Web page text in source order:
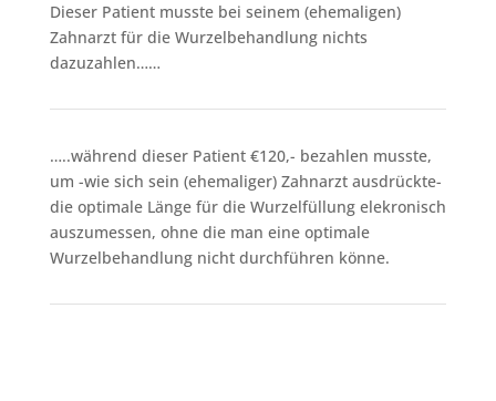
Dieser Patient musste bei seinem (ehemaligen)
Zahnarzt für die Wurzelbehandlung nichts
dazuzahlen……
…..während dieser Patient €120,- bezahlen musste,
um -wie sich sein (ehemaliger) Zahnarzt ausdrückte-
die optimale Länge für die Wurzelfüllung elekronisch
auszumessen, ohne die man eine optimale
Wurzelbehandlung nicht durchführen könne.